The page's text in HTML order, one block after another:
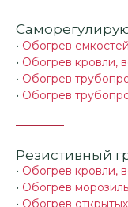
• Обогрев
• Обогрев кровли,
• Обогрев
• Обогрев
Резистивный
• Обогрев кровли,
• Обогрев
• Обогрев